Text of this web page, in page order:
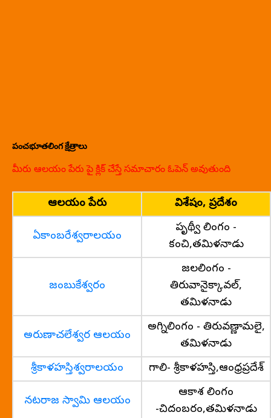
పంచభూతలింగ క్షేత్రాలు
మీరు ఆలయం పేరు పై క్లిక్ చేస్తే సమాచారం ఓపెన్ అవుతుంది
ఆలయం పేరు విశేషం, ప్రదేశం
ఏకాంబరేశ్వరాలయం
పృథ్వీ లింగం -
కంచి,తమిళనాడు
జంబుకేశ్వరం
జలలింగం -
తిరువానైక్కావల్,
తమిళనాడు
అరుణాచలేశ్వర ఆలయం
అగ్నిలింగం - తిరువణ్ణామలై,
తమిళనాడు
శ్రీకాళహస్తిశ్వరాలయం
గాలి- శ్రీకాళహస్తి,ఆంధ్రప్రదేశ్
నటరాజ స్వామి ఆలయం
ఆకాశ లింగం
-చిదంబరం,తమిళనాడు